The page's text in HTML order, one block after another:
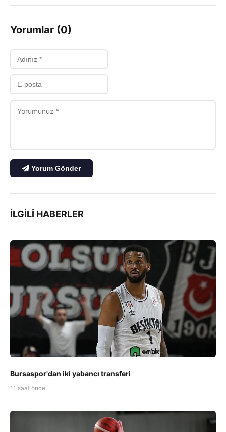
Yorumlar (0)
Yorum Gönder
İLGILI HABERLER
Bursaspor'dan iki yabancı transferi
11 saat önce